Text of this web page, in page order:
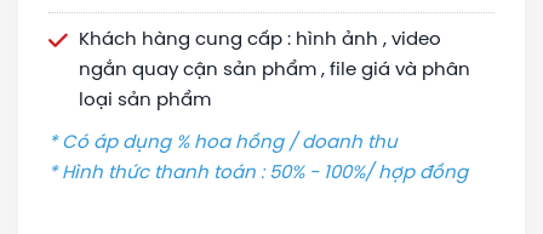
Khách hàng cung cấp : hình ảnh , video
ngắn quay cận sản phẩm , file giá và phân
loại sản phẩm
* Có áp dụng % hoa hồng / doanh thu
* Hình thức thanh toán : 50% - 100%/ hợp đồng